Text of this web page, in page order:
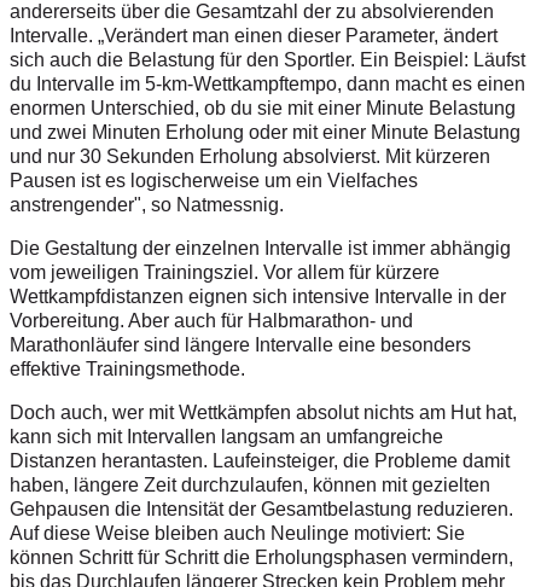
andererseits über die Gesamtzahl der zu absolvierenden
Intervalle. „Verändert man einen dieser Parameter, ändert
sich auch die Belastung für den Sportler. Ein Beispiel: Läufst
du Intervalle im 5-km-Wettkampftempo, dann macht es einen
enormen Unterschied, ob du sie mit einer Minute Belastung
und zwei Minuten Erholung oder mit einer Minute Belastung
und nur 30 Sekunden Erholung absolvierst. Mit kürzeren
Pausen ist es logischerweise um ein Vielfaches
anstrengender", so Natmessnig.
Die Gestaltung der einzelnen Intervalle ist immer abhängig
vom jeweiligen Trainingsziel. Vor allem für kürzere
Wettkampfdistanzen eignen sich intensive Intervalle in der
Vorbereitung. Aber auch für Halbmarathon- und
Marathonläufer sind längere Intervalle eine besonders
effektive Trainingsmethode.
Doch auch, wer mit Wettkämpfen absolut nichts am Hut hat,
kann sich mit Intervallen langsam an umfangreiche
Distanzen herantasten. Laufeinsteiger, die Probleme damit
haben, längere Zeit durchzulaufen, können mit gezielten
Gehpausen die Intensität der Gesamtbelastung reduzieren.
Auf diese Weise bleiben auch Neulinge motiviert: Sie
können Schritt für Schritt die Erholungsphasen vermindern,
bis das Durchlaufen längerer Strecken kein Problem mehr